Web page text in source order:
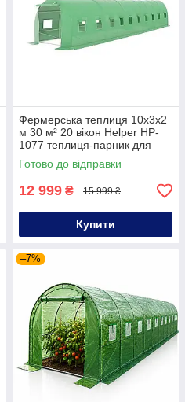
Фермерська теплиця 10х3х2
м 30 м² 20 вікон Helper HP-
1077 теплиця-парник для
квітів теплиця під розсаду
Готово до відправки
12 999 ₴ 15 999 ₴
Купити
–7%